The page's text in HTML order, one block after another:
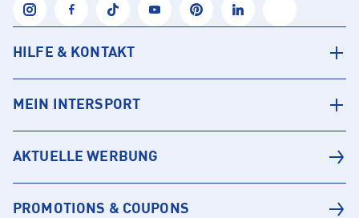
HILFE & KONTAKT
MEIN INTERSPORT
AKTUELLE WERBUNG
PROMOTIONS & COUPONS